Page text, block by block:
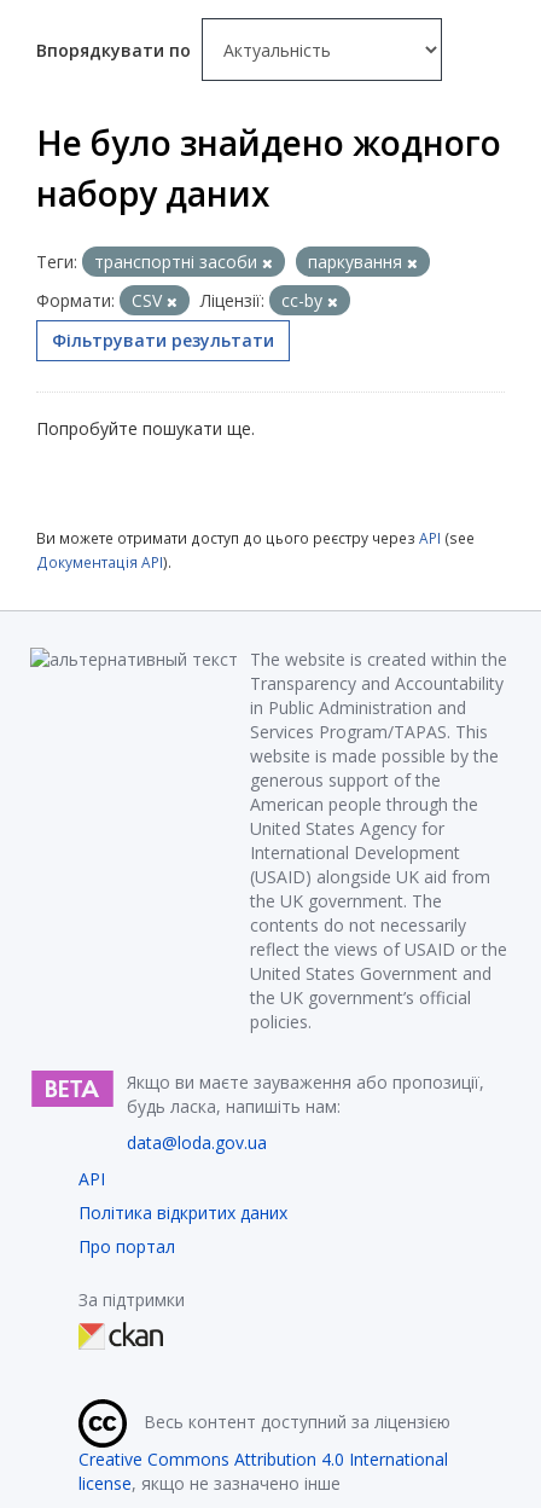
Впорядкувати по
Не було знайдено жодного
набору даних
Теги: транспортні засоби
паркування
Формати:
CSV Ліцензії:
cc-by
Фільтрувати результати
Попробуйте пошукати ще.
Ви можете отримати доступ до цього реєстру через API (see
Документація API).
The website is created within the
Transparency and Accountability
in Public Administration and
Services Program/TAPAS. This
website is made possible by the
generous support of the
American people through the
United States Agency for
International Development
(USAID) alongside UK aid from
the UK government. The
contents do not necessarily
reflect the views of USAID or the
United States Government and
the UK government’s official
policies.
Якщо ви маєте зауваження або пропозиції,
будь ласка, напишіть нам:
data@loda.gov.ua
API
Політика відкритих даних
Про портал
За підтримки
Весь контент доступний за ліцензією
Creative Commons Attribution 4.0 International
license, якщо не зазначено інше